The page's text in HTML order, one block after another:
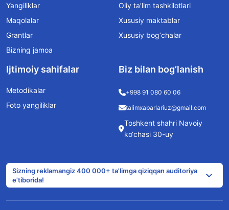
Yangiliklar
Maqolalar
Grantlar
Bizning jamoa
Oliy ta’lim tashkilotlari
Xususiy maktablar
Xususiy bog‘chalar
Ijtimoiy sahifalar
Metodikalar
Foto yangiliklar
Biz bilan bog’lanish
+998 91 080 60 06
talimxabarlariuz@gmail.com
Toshkent shahri Navoiy
ko‘chasi 30-uy
Sizning reklamangiz 400 000+ ta'limga qiziqqan auditoriya
e'tiborida!